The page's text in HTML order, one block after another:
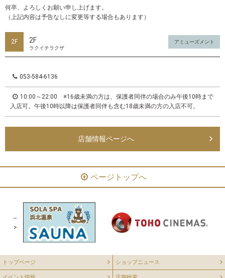
何卒、よろしくお願い申し上げます。
（上記内容は予告なしに変更等する場合もあります）
2F 2F
ラクイチラクザ
アミューズメント
053-584-6136
10:00～22:00 ※16歳未満の方は、保護者同伴の場合のみ午後10時まで
入店可。午後10時以降は保護者同伴も含む18歳未満の方の入店不可。
店舗情報ページへ
ページトップへ
--
>
トップページ ショップニュース